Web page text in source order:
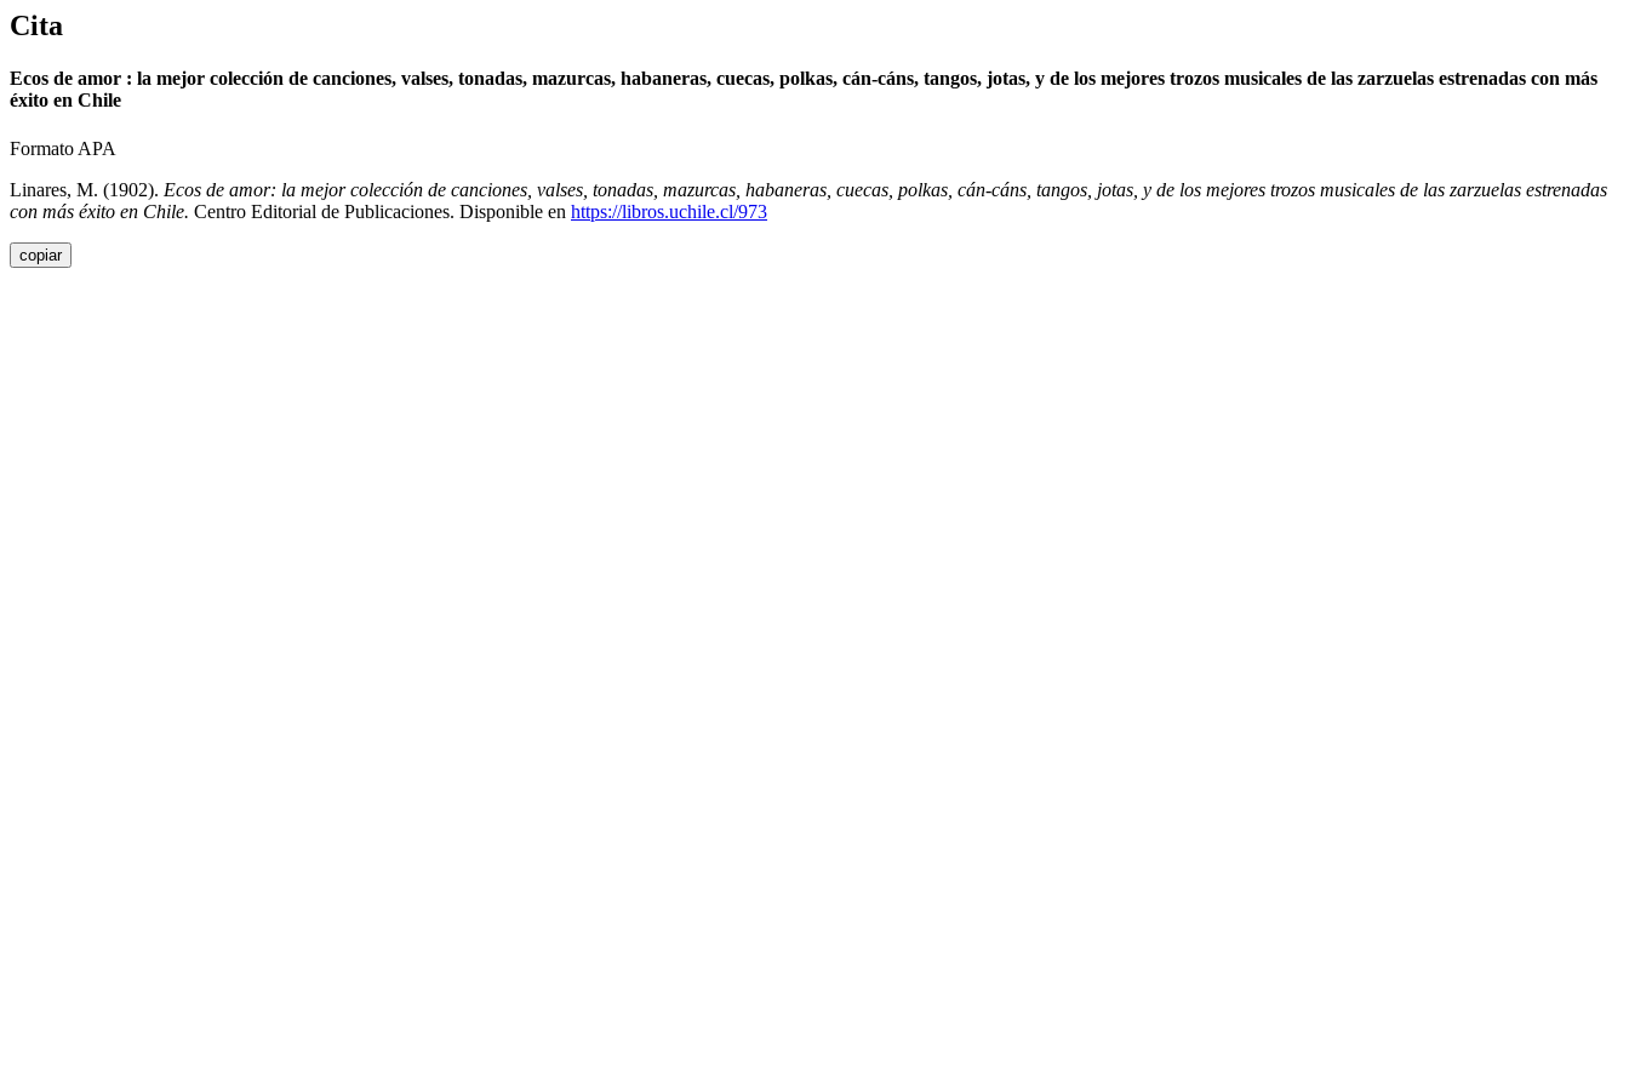
Cita
Ecos de amor : la mejor colección de canciones, valses, tonadas, mazurcas, habaneras, cuecas, polkas, cán-cáns, tangos, jotas, y de los mejores trozos musicales de las zarzuelas estrenadas con más
éxito en Chile
Formato APA
Linares, M. (1902). Ecos de amor: la mejor colección de canciones, valses, tonadas, mazurcas, habaneras, cuecas, polkas, cán-cáns, tangos, jotas, y de los mejores trozos musicales de las zarzuelas estrenadas
con más éxito en Chile. Centro Editorial de Publicaciones. Disponible en https://libros.uchile.cl/973
copiar